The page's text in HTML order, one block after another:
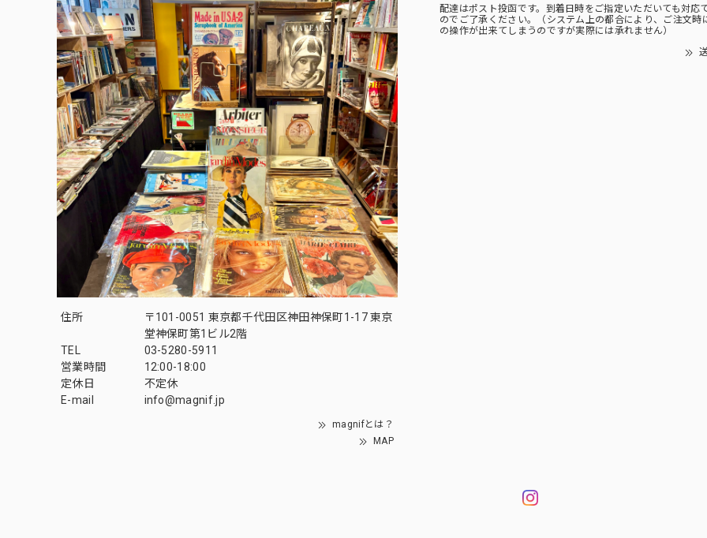
住所
〒101-0051 東京都千代田区神田神保町1-17 東京
堂神保町第1ビル2階
TEL
03-5280-5911
営業時間
12:00-18:00
定休日
不定休
E-mail
info@magnif.jp
magnifとは？
MAP
配達はポスト投函です。到着日時をご指定いただいても対応
のでご了承ください。（システム上の都合により、ご注文時
の操作が出来てしまうのですが実際には承れません）